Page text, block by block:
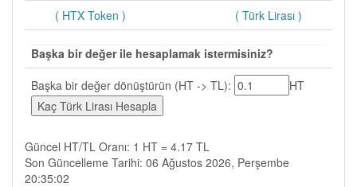
( HTX Token ) ( Türk Lirası )
Başka bir değer ile hesaplamak istermisiniz?
Başka bir değer dönüştürün (HT -> TL):
HT
Güncel HT/TL Oranı: 1 HT = 4.17 TL
Son Güncelleme Tarihi: 06 Ağustos 2026, Perşembe
20:35:02